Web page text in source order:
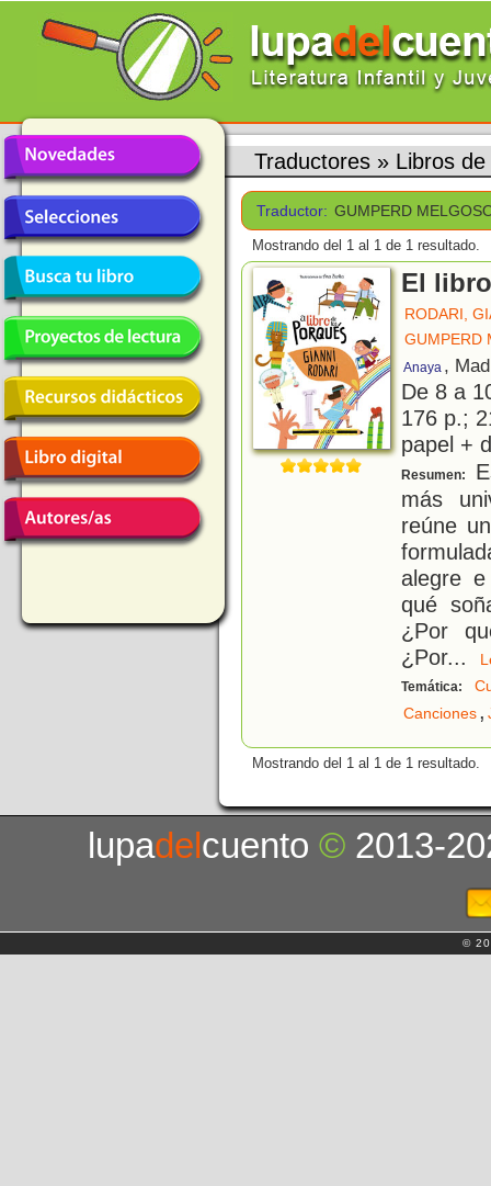
Traductores » Libros
Traductor: GUMPERD
Mostrando del 1 al 1 de 1 resultado.
El
RODARI,
GUMPERD
Anaya ,
De 8 a
176 p.;
papel +
Resumen:
más
reúne
alegre
qué
¿Por
¿Por...
Temática:
Canciones,
Mostrando del 1 al 1 de 1 resultado.
lupadelcuento© 2013-
©